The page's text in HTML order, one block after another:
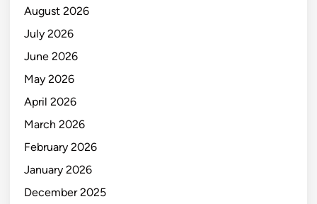
August 2026
July 2026
June 2026
May 2026
April 2026
March 2026
February 2026
January 2026
December 2025